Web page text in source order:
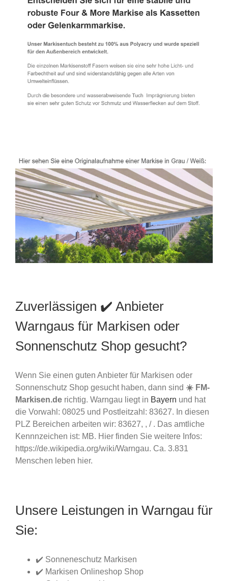
Zuverlässigen ✔️ Anbieter
Warngaus für Markisen oder
Sonnenschutz Shop gesucht?
Wenn Sie einen guten Anbieter für Markisen oder
Sonnenschutz Shop gesucht haben, dann sind ☀️ FM-
Markisen.de richtig. Warngau liegt in Bayern und hat
die Vorwahl: 08025 und Postleitzahl: 83627. In diesen
PLZ Bereichen arbeiten wir: 83627, , / . Das amtliche
Kennnzeichen ist: MB. Hier finden Sie weitere Infos:
https://de.wikipedia.org/wiki/Warngau. Ca. 3.831
Menschen leben hier.
Unsere Leistungen in Warngau für
Sie:
✔️ Sonneneschutz Markisen
✔️ Markisen Onlineshop Shop